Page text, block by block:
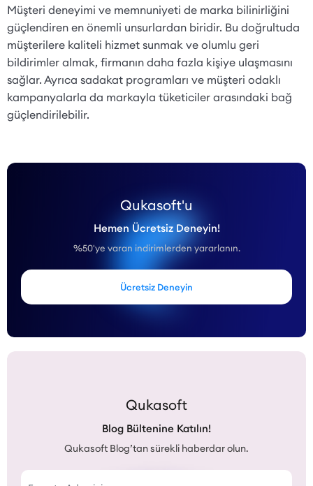
Müşteri deneyimi ve memnuniyeti de marka bilinirliğini
güçlendiren en önemli unsurlardan biridir. Bu doğrultuda
müşterilere kaliteli hizmet sunmak ve olumlu geri
bildirimler almak, firmanın daha fazla kişiye ulaşmasını
sağlar. Ayrıca sadakat programları ve müşteri odaklı
kampanyalarla da markayla tüketiciler arasındaki bağ
güçlendirilebilir.
Qukasoft'u
Hemen Ücretsiz Deneyin!
%50'ye varan indirimlerden yararlanın.
Ücretsiz Deneyin
Qukasoft
Blog Bültenine Katılın!
Qukasoft Blog’tan sürekli haberdar olun.